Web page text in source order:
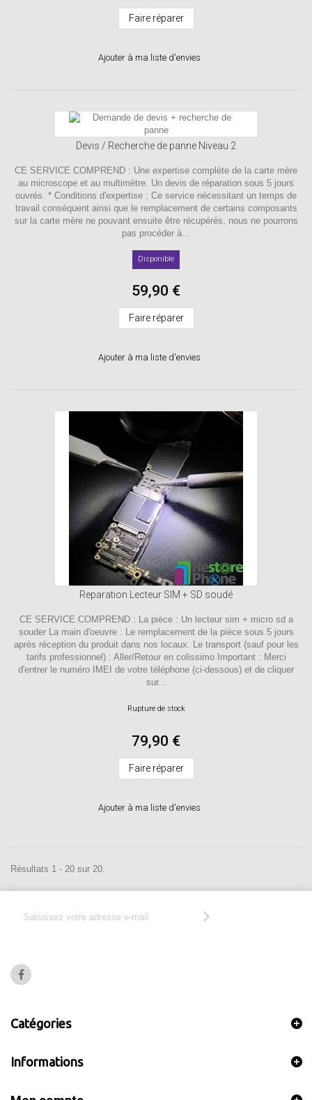
Faire réparer
Ajouter à ma liste d'envies
Devis / Recherche de panne Niveau 2
CE SERVICE COMPREND : Une expertise complète de la carte mère
au microscope et au multimètre. Un devis de réparation sous 5 jours
ouvrés. * Conditions d'expertise : Ce service nécessitant un temps de
travail conséquent ainsi que le remplacement de certains composants
sur la carte mère ne pouvant ensuite être récupérés, nous ne pourrons
pas procéder à...
Disponible
59,90 €
Faire réparer
Ajouter à ma liste d'envies
Reparation Lecteur SIM + SD soudé
CE SERVICE COMPREND : La pièce : Un lecteur sim + micro sd a
souder La main d'oeuvre : Le remplacement de la pièce sous 5 jours
après réception du produit dans nos locaux. Le transport (sauf pour les
tarifs professionnel) : Aller/Retour en colissimo Important : Merci
d'entrer le numéro IMEI de votre téléphone (ci-dessous) et de cliquer
sur...
Rupture de stock
79,90 €
Faire réparer
Ajouter à ma liste d'envies
Résultats 1 - 20 sur 20.
Catégories
Informations